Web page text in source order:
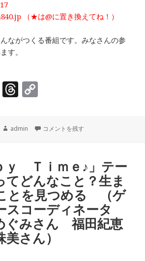
（★は@に置き換えてね！）
ながつくる番組です。みなさんの参
す。
Li
e
T
r
e
s
p
y
n
k
作
admin ママミーティング♪テーマ：「おじい
コメントを残す
ｙ Ｔｉｍｅ♪」テー
てどんなこと？生ま
とを見つめる （ゲ
スコーディネータ
みさん 福田紀恵
さん）